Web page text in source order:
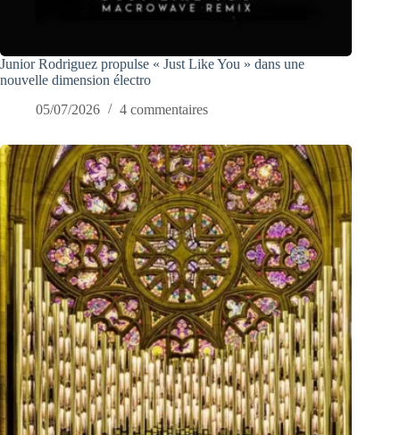
Junior Rodriguez propulse « Just Like You » dans une
nouvelle dimension électro
05/07/2026
4 commentaires